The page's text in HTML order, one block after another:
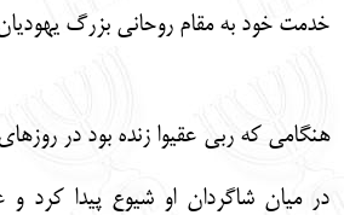
خدمت خود به مقام روحاني بزرگ
هنگامي كه ربي عقيوا زنده بود در
در ميان شاگردان او شيوع پيدا كرد و